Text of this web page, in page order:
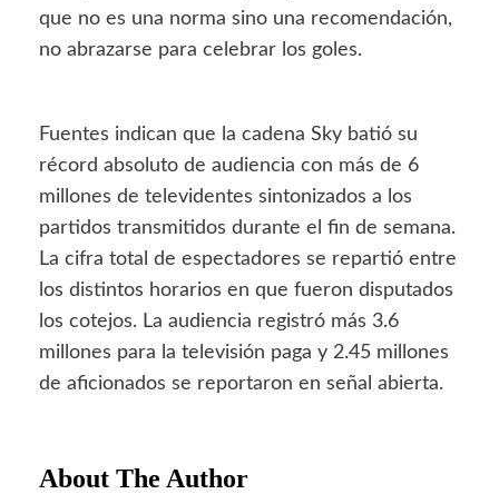
que no es una norma sino una recomendación,
no abrazarse para celebrar los goles.
Fuentes indican que la cadena Sky batió su
récord absoluto de audiencia con más de 6
millones de televidentes sintonizados a los
partidos transmitidos durante el fin de semana.
La cifra total de espectadores se repartió entre
los distintos horarios en que fueron disputados
los cotejos. La audiencia registró más 3.6
millones para la televisión paga y 2.45 millones
de aficionados se reportaron en señal abierta.
About The Author